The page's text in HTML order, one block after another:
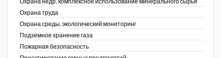
Охрана труда
Охрана среды, экологический мониторинг
Подземное хранение газа
Пожарная безопасность